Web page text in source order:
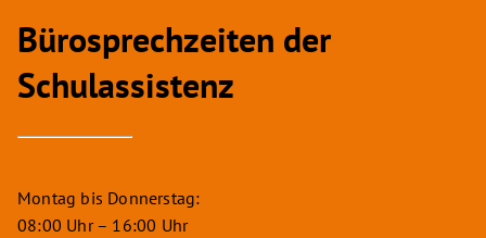
Bürosprechzeiten der
Schulassistenz
Montag bis Donnerstag:
08:00 Uhr – 16:00 Uhr